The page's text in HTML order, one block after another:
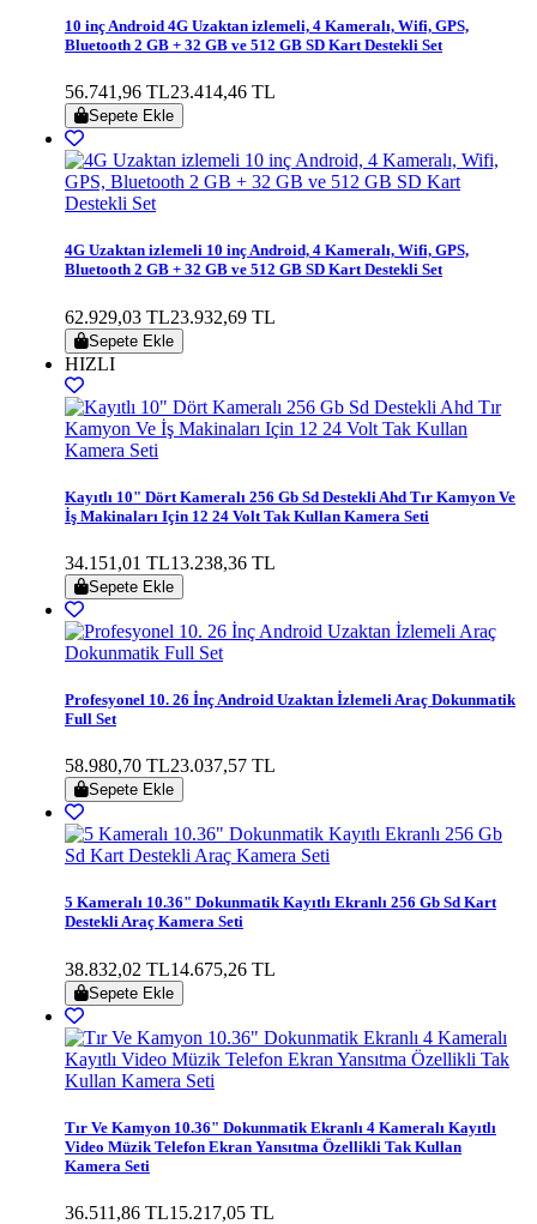
10 inç Android 4G Uzaktan izlemeli, 4 Kameralı, Wifi, GPS,
Bluetooth 2 GB + 32 GB ve 512 GB SD Kart Destekli Set
56.741,96 TL23.414,46 TL
Sepete Ekle
4G Uzaktan izlemeli 10 inç Android, 4 Kameralı, Wifi, GPS,
Bluetooth 2 GB + 32 GB ve 512 GB SD Kart Destekli Set
62.929,03 TL23.932,69 TL
Sepete Ekle
HIZLI
Kayıtlı 10" Dört Kameralı 256 Gb Sd Destekli Ahd Tır Kamyon Ve
İş Makinaları Için 12 24 Volt Tak Kullan Kamera Seti
34.151,01 TL13.238,36 TL
Sepete Ekle
Profesyonel 10. 26 İnç Android Uzaktan İzlemeli Araç Dokunmatik
Full Set
58.980,70 TL23.037,57 TL
Sepete Ekle
5 Kameralı 10.36" Dokunmatik Kayıtlı Ekranlı 256 Gb Sd Kart
Destekli Araç Kamera Seti
38.832,02 TL14.675,26 TL
Sepete Ekle
Tır Ve Kamyon 10.36" Dokunmatik Ekranlı 4 Kameralı Kayıtlı
Video Müzik Telefon Ekran Yansıtma Özellikli Tak Kullan
Kamera Seti
36.511,86 TL15.217,05 TL